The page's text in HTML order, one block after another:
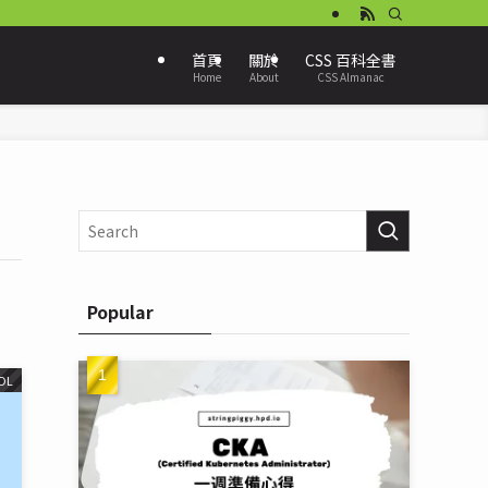
首頁
Home
關於
About
CSS 百科全書
CSS Almanac
Popular